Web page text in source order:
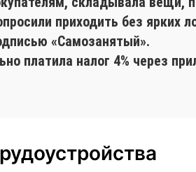
приходить без ярких
«Самозанятый».
платила налог 4% через